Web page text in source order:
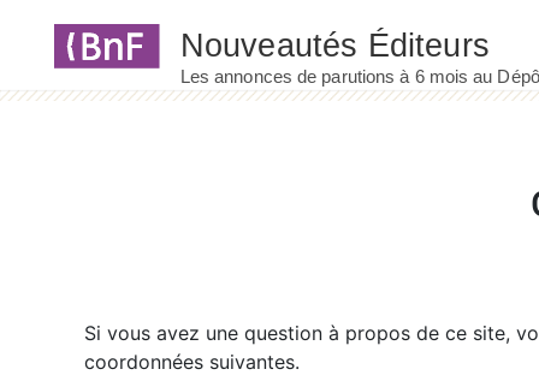
Si vous avez une question à propos de ce site,
coordonnées suivantes.